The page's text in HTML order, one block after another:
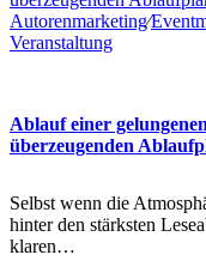
Autorenmarketing∕
Veranstaltung
Ablauf einer
überzeugenden
Selbst wenn die
hinter den stärksten
klaren…